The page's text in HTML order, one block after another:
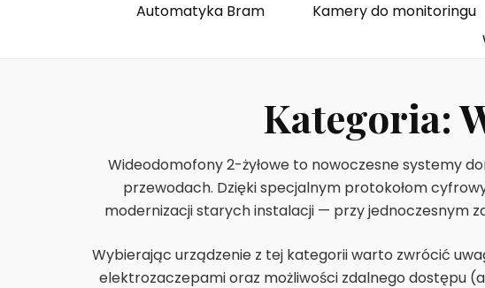
Automatyka Bram Kamery do monitoringu
Kategoria:
Wideodomofony 2-żyłowe to nowoczesne systemy
przewodach. Dzięki specjalnym protokołom
modernizacji starych instalacji — przy jednoczesnym
Wybierając urządzenie z tej kategorii warto zwrócić
elektrozaczepami oraz możliwości zdalnego dostępu